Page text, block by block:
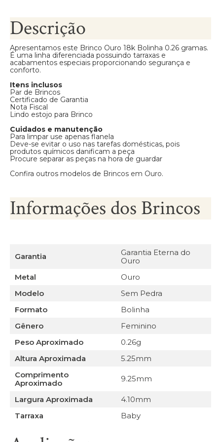
Descrição
Apresentamos este Brinco Ouro 18k Bolinha 0.26 gramas.
É uma linha diferenciada possuindo tarraxas e
acabamentos especiais proporcionando segurança e
conforto.
Itens inclusos
Par de Brincos
Certificado de Garantia
Nota Fiscal
Lindo estojo para Brinco
Cuidados e manutenção
Para limpar use apenas flanela
Deve-se evitar o uso nas tarefas domésticas, pois
produtos químicos danificam a peça
Procure separar as peças na hora de guardar
Confira outros modelos de Brincos em Ouro.
Informações dos Brincos
Garantia
Garantia Eterna do
Ouro
Metal
Ouro
Modelo
Sem Pedra
Formato
Bolinha
Gênero
Feminino
Peso Aproximado
0.26g
Altura Aproximada
5.25mm
Comprimento
Aproximado
9.25mm
Largura Aproximada
4.10mm
Tarraxa
Baby